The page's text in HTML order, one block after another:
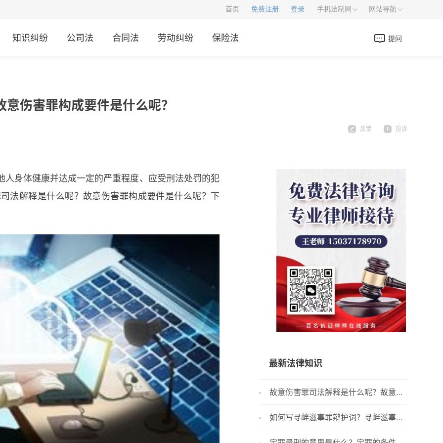
首页 免费注册 登录 手机法制网 网站导航
知识纠纷 公司法 合同法 劳动纠纷 保险法 提问
伤害罪构成要件是什么呢？
反馈 投诉
人身体健康并达成一定的严重程度、应受刑法处罚的犯
法解释是什么呢？故意伤害罪构成要件是什么呢？下
最新法律知识
故意伤害罪司法解释是什么呢？故意伤
害罪构成要件是什么呢？
如何写寻衅滋事罪辩护词？寻衅滋事罪